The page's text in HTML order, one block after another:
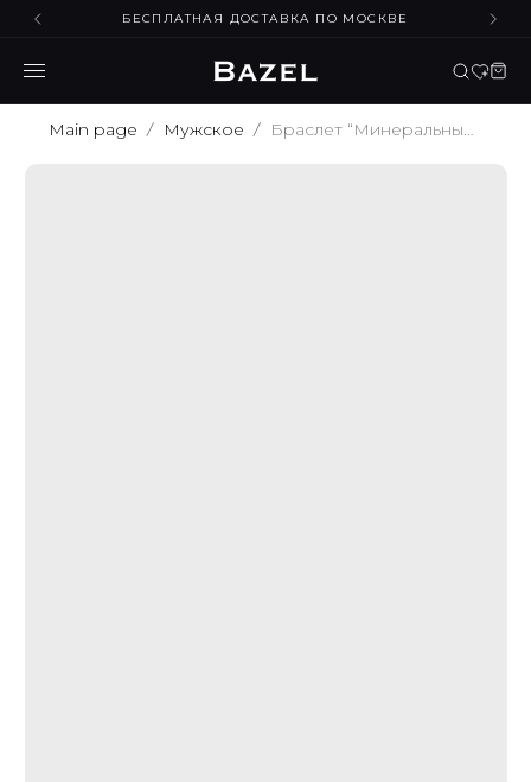
БЕСПЛАТНАЯ ДОСТАВКА ПО МОСКВЕ
Main page Мужское Браслет “Минеральный Стиль” 10 мм